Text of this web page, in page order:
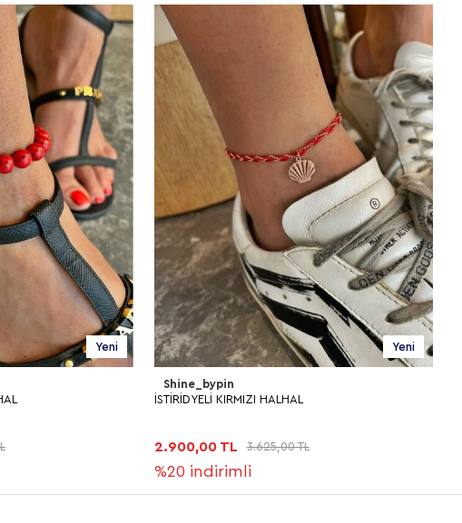
Yeni Yeni
Shine_bypin
İSTİRİDYELİ KIRMIZI HALHAL
2.900,00 TL 3.625,00 TL
%20 indirimli